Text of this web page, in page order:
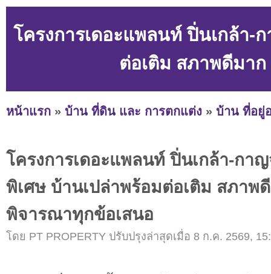
โครงการเดอะแพลนท์ ปิ่นเกล้า-
ต่อเติม สภาพดีมา
หน้าแรก » บ้าน ที่ดิน และ การตกแต่ง » บ้าน ที่อยู่
โครงการเดอะแพลนท์ ปิ่นเกล้า-กา
พิเศษ บ้านเปล่าพร้อมต่อเติม สภาพ
พิจารณาทุกข้อเสนอ
โดย PT PROPERTY ปรับปรุงล่าสุดเมื่อ 8 ก.ค. 2569,